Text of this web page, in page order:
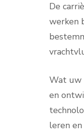
De
werken
Wat uw
en
leren